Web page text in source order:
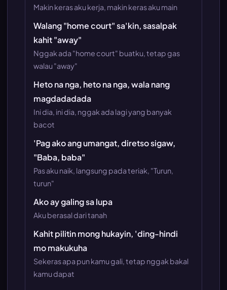
Makin keras aku kerja, makin keras aku main
Walang "home court" sa'kin, sasalpak
kahit "away"
Nggak ada "home court" buatku, tetap gas
walau "away"
Heto na nga, heto na nga, wala nang
magdadadada
Ini dia, ini dia, nggak ada lagi yang banyak
bacot
'Pag ako ang umangat, diretso sigaw,
"Baba, baba"
Pas aku naik, langsung pada teriak, "Turun,
turun"
Ako ay galing sa lupa
Aku berasal dari tanah
Kahit pilitin mong hukayin, 'ding-hindi
mo makukuha
Sekeras apa pun kamu gali, tetap nggak bakal
kamu dapat